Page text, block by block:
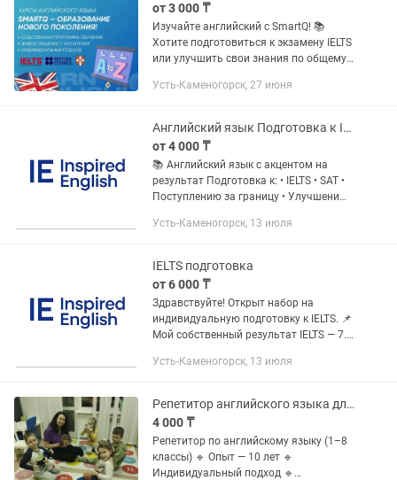
от 3 000 ₸
Изучайте английский с SmartQ! 📚
Хотите подготовиться к экзамену IELTS
или улучшить свои знания по общему
готовы помочь вам достичь вашей
Усть-Каменогорск, 27 июня
Английский язык Подготовка к IELTS / SAT Офис в центре / Онлайн
от 4 000 ₸
📚 Английский язык с акцентом на
результат Подготовка к: • IELTS • SAT •
Поступлению за границу • Улучшению
программе Работаю со школьниками и
Усть-Каменогорск, 13 июля
IELTS подготовка
от 6 000 ₸
Здравствуйте! Открыт набор на
индивидуальную подготовку к IELTS. 📌
Мой собственный результат IELTS — 7.0
абитуриентов 📌 Обучение полностью
Усть-Каменогорск, 13 июля
Репетитор английского языка для детей
4 000 ₸
Репетитор по английскому языку (1–8
классы) 🔹 Опыт — 10 лет 🔹
Индивидуальный подход 🔹